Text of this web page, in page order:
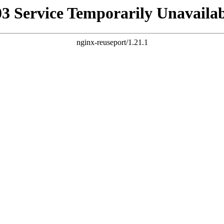
Service Temporarily
nginx-reuseport/1.21.1